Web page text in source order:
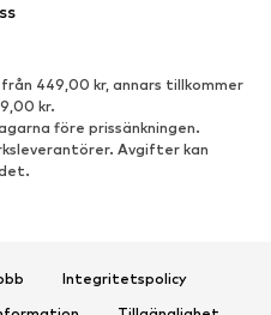
Sporttyper
449,00 kr, annars tillkommer
kr.
före prissänkningen.
Avgifter kan
Integritetspolicy